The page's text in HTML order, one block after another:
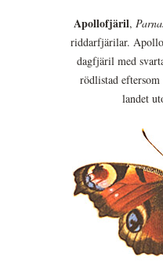
Apollofjäril,
riddarfjärilar.
dagfjäril med
rödlistad
landet